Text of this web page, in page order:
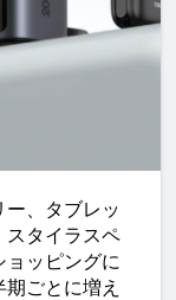
ー、タブレッ
スタイラスペ
ョッピングに
ごとに増え